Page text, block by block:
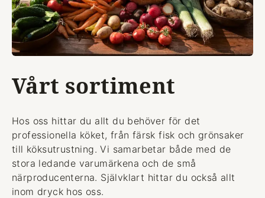
Vårt sortiment
Hos oss hittar du allt du behöver för det
professionella köket, från färsk fisk och grönsaker
till köksutrustning. Vi samarbetar både med de
stora ledande varumärkena och de små
närproducenterna. Självklart hittar du också allt
inom dryck hos oss.